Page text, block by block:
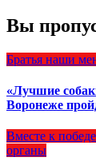
Вы
Братья наши
«Лучшие
Воронеже
Вместе к
органы